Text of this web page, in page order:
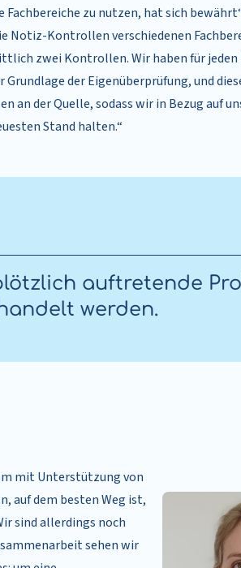
zu nutzen, hat sich
Notiz-Kontrollen verschiedenen
zwei Kontrollen. Wir haben für jeden
der Eigenüberprüfung, und
an der Quelle, sodass wir in Bezug auf
Stand halten.“
auftretende
werden.
mit Unterstützung von
auf dem besten Weg ist,
sind allerdings noch
sehen wir